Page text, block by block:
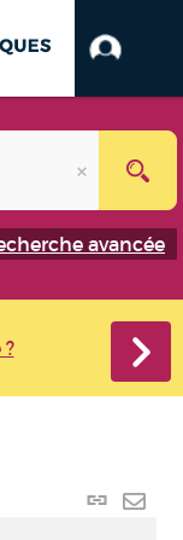
avancée
Lien